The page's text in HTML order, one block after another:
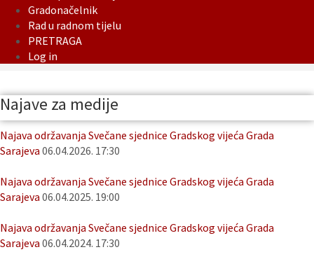
Gradonačelnik
Rad u radnom tijelu
PRETRAGA
Log in
Najave za medije
Najava održavanja Svečane sjednice Gradskog vijeća Grada
Sarajeva 06.04.2026. 17:30
Najava održavanja Svečane sjednice Gradskog vijeća Grada
Sarajeva 06.04.2025. 19:00
Najava održavanja Svečane sjednice Gradskog vijeća Grada
Sarajeva 06.04.2024. 17:30